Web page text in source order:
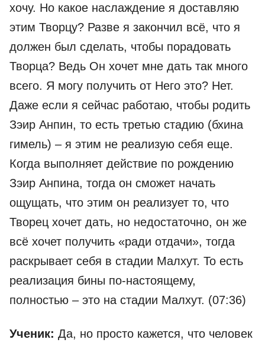
хочу. Но какое наслаждение я доставляю
этим Творцу? Разве я закончил всё, что я
должен был сделать, чтобы порадовать
Творца? Ведь Он хочет мне дать так много
всего. Я могу получить от Него это? Нет.
Даже если я сейчас работаю, чтобы родить
Зэир Анпин, то есть третью стадию (бхина
гимель) – я этим не реализую себя еще.
Когда выполняет действие по рождению
Зэир Анпина, тогда он сможет начать
ощущать, что этим он реализует то, что
Творец хочет дать, но недостаточно, он же
всё хочет получить «ради отдачи», тогда
раскрывает себя в стадии Малхут. То есть
реализация бины по-настоящему,
полностью – это на стадии Малхут. (07:36)
Ученик: Да, но просто кажется, что человек